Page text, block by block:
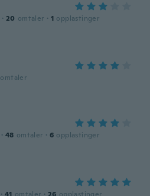
· 20 omtaler · 1 opplastinger
omtaler
· 48 omtaler · 6 opplastinger